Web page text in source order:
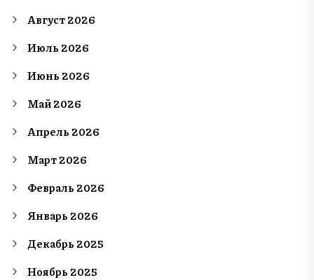
Август 2026
Июль 2026
Июнь 2026
Май 2026
Апрель 2026
Март 2026
Февраль 2026
Январь 2026
Декабрь 2025
Ноябрь 2025